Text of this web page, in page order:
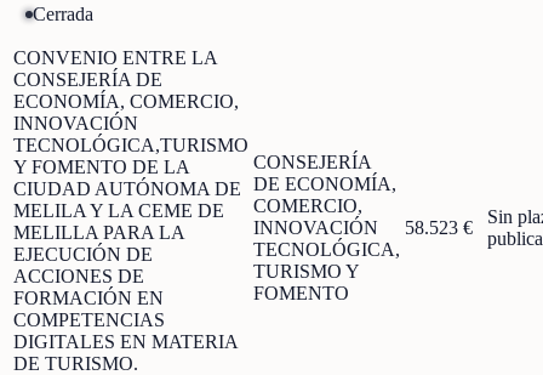
Cerrada
CONVENIO ENTRE LA
CONSEJERÍA DE
ECONOMÍA, COMERCIO,
INNOVACIÓN
TECNOLÓGICA,TURISMO
Y FOMENTO DE LA
CIUDAD AUTÓNOMA DE
MELILA Y LA CEME DE
MELILLA PARA LA
EJECUCIÓN DE
ACCIONES DE
FORMACIÓN EN
COMPETENCIAS
DIGITALES EN MATERIA
DE TURISMO.
CONSEJERÍA
DE ECONOMÍA,
COMERCIO,
INNOVACIÓN
TECNOLÓGICA,
TURISMO Y
FOMENTO
58.523 €
Sin